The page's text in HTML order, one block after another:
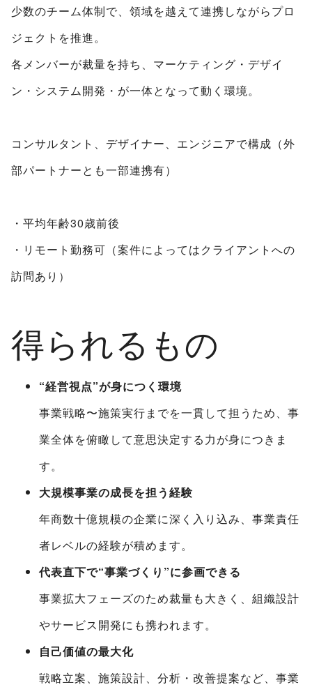
少数のチーム体制で、領域を越えて連携しながらプロ
ジェクトを推進。
各メンバーが裁量を持ち、マーケティング・デザイ
ン・システム開発・が一体となって動く環境。
コンサルタント、デザイナー、エンジニアで構成（外
部パートナーとも一部連携有）
・平均年齢30歳前後
・リモート勤務可（案件によってはクライアントへの
訪問あり）
得られるもの
“経営視点”が身につく環境
事業戦略〜施策実行までを一貫して担うため、事
業全体を俯瞰して意思決定する力が身につきま
す。
大規模事業の成長を担う経験
年商数十億規模の企業に深く入り込み、事業責任
者レベルの経験が積めます。
代表直下で“事業づくり”に参画できる
事業拡大フェーズのため裁量も大きく、組織設計
やサービス開発にも携われます。
自己価値の最大化
戦略立案、施策設計、分析・改善提案など、事業